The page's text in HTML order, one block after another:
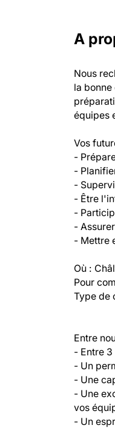
A
Nous
la
équipes
Vos
-
-
-
- Être
-
-
- Mettre
Où :
Pour
Type de
Entre
- Entre
- Un
- Une
- Une
vos
- Un